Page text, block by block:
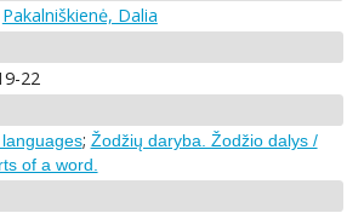
Pakalniškienė, Dalia
22
; Žodžių daryba. Žodžio dalys /
of a word.